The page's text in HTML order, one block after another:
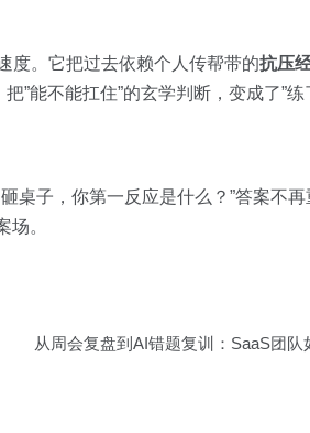
度。它把过去依赖个人传帮带的抗压
”能不能扛住”的玄学判断，变成了”
桌子，你第一反应是什么？”答案不
。
从周会复盘到AI错题复训：SaaS团